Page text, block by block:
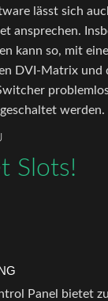
lässt sich
ansprechen.
kann so, mit
DVI-Matrix und
werden.
Slots!
Panel bietet